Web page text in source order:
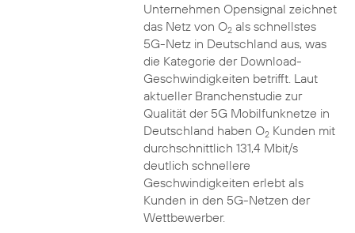
Unternehmen Opensignal zeichnet
das Netz von O2als schnellstes
5G-Netz in Deutschland aus, was
die Kategorie der Download-
Geschwindigkeiten betrifft. Laut
aktueller Branchenstudie zur
Qualität der 5G Mobilfunknetze in
Deutschland haben O2Kunden mit
durchschnittlich 131,4 Mbit/s
deutlich schnellere
Geschwindigkeiten erlebt als
Kunden in den 5G-Netzen der
Wettbewerber.